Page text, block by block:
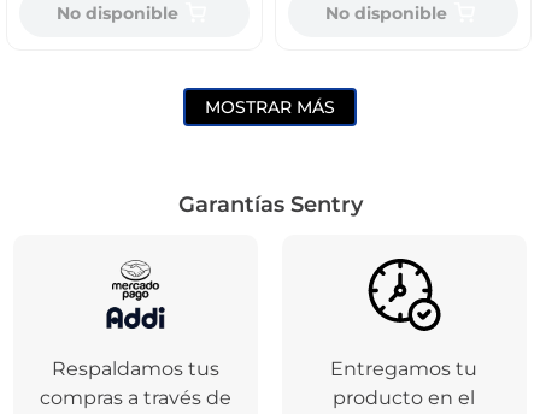
No disponible No disponible
MOSTRAR MÁS
Garantías Sentry
Respaldamos tus
compras a través de
Entregamos tu
producto en el